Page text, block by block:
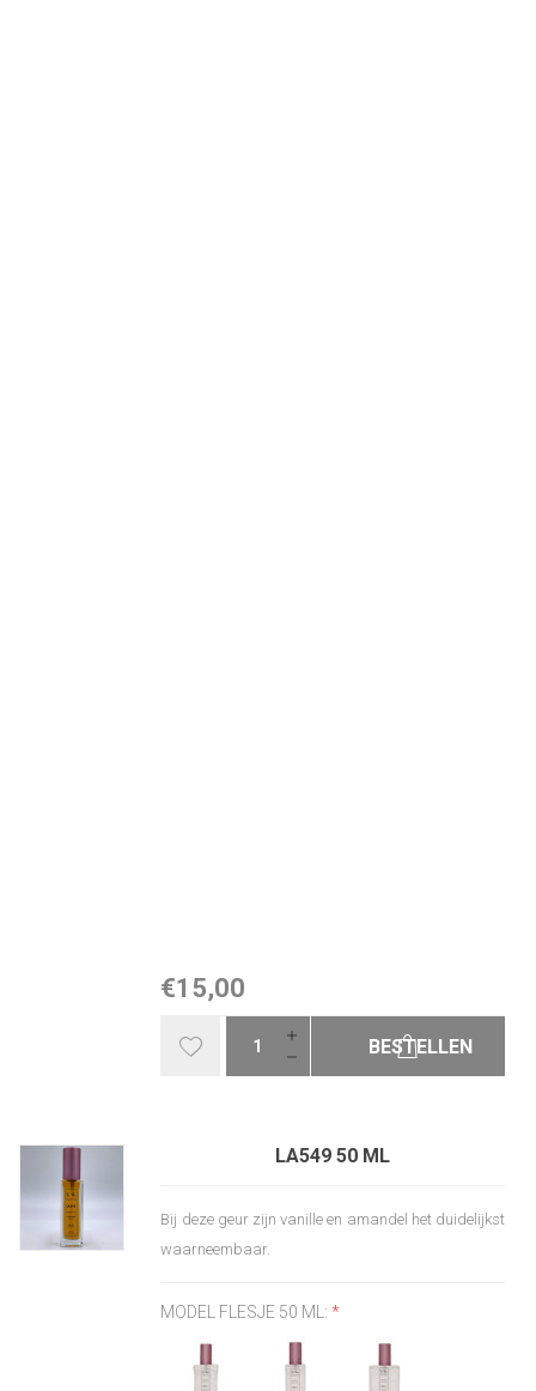
€15,00
BESTELLEN
LA549 50 ML
Bij deze geur zijn vanille en amandel het duidelijkst
waarneembaar.
MODEL FLESJE 50 ML:*